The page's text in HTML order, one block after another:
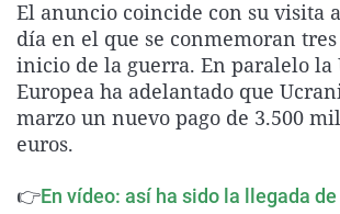
La
La
El anuncio coincide con su visita
día en el que se conmemoran
inicio de la guerra. En paralelo la
Europea ha adelantado que
marzo un nuevo pago de 3.500
euros.
👉En vídeo: así ha sido la llegada